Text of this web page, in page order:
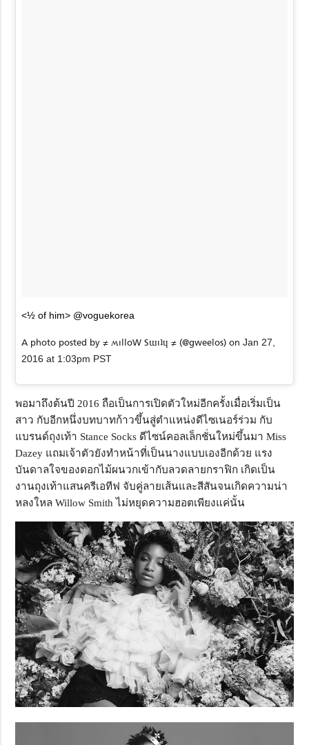
<½ of him> @voguekorea
A photo posted by ≠ ʍılloW Sɯıʇɥ ≠ (@gweelos) onJan 27,
2016 at 1:03pm PST
พอมาถึงต้นปี 2016 ถือเป็นการเปิดตัวใหม่อีกครั้งเมื่อเริ่มเป็น
สาว กับอีกหนึ่งบทบาทก้าวขึ้นสู่ตำแหน่งดีไซเนอร์ร่วม กับ
แบรนด์ถุงเท้า Stance Socks ดีไซน์คอลเล็กชั่นใหม่ขึ้นมา Miss
Dazey แถมเจ้าตัวยังทำหน้าที่เป็นนางแบบเองอีกด้วย แรง
บันดาลใจของดอกไม้ผนวกเข้ากับลวดลายกราฟิก เกิดเป็น
งานถุงเท้าแสนครีเอทีฟ จับคู่ลายเส้นและสีสันจนเกิดความน่า
หลงใหล Willow Smith ไม่หยุดความฮอตเพียงแค่นั้น